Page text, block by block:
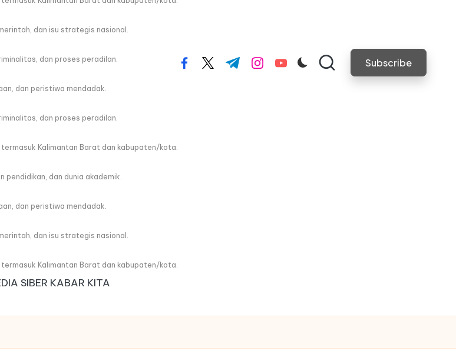
dan isu strategis nasional.
dan proses peradilan.
dan peristiwa mendadak.
dan proses peradilan.
Kalimantan Barat dan kabupaten/kota.
pendidikan, dan dunia akademik.
dan peristiwa mendadak.
dan isu strategis nasional.
Kalimantan Barat dan kabupaten/kota.
SIBER KABAR KITA
facebook.com
twitter.com
t.me instagram.com
youtube.com Subscribe